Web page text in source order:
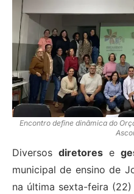
Encontro define dinâmica do
Diversos diretores e
municipal de ensino de
na última sexta-feira